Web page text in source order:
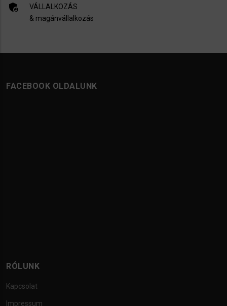
admin_panel_settings
VÁLLALKOZÁS
& magánvállalkozás
FACEBOOK OLDALUNK
RÓLUNK
Kapcsolat
Impressum